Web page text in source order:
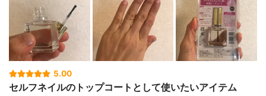
5.00
セルフネイルのトップコートとして使いたいアイテム